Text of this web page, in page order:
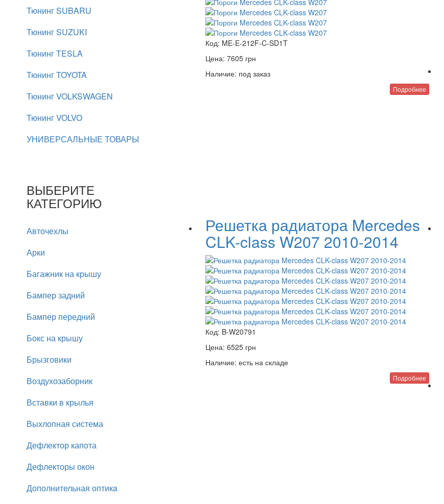
Тюнинг SUBARU
Тюнинг SUZUKI
Тюнинг TESLA
Тюнинг TOYOTA
Тюнинг VOLKSWAGEN
Тюнинг VOLVO
УНИВЕРСАЛЬНЫЕ ТОВАРЫ
ВЫБЕРИТЕ
КАТЕГОРИЮ
Авточехлы
Арки
Багажник на крышу
Бампер задний
Бампер передний
Бокс на крышу
Брызговики
Воздухозаборник
Вставки в крылья
Выхлопная система
Дефлектор капота
Дефлекторы окон
Дополнительная оптикa
Код: ME-E-212F-C-SD1T
Цена: 7605 грн
Наличие: под заказ
Подробнее
Решетка радиатора Mercedes
CLK-class W207 2010-2014
Код: B-W20791
Цена: 6525 грн
Наличие: есть на складе
Подробнее